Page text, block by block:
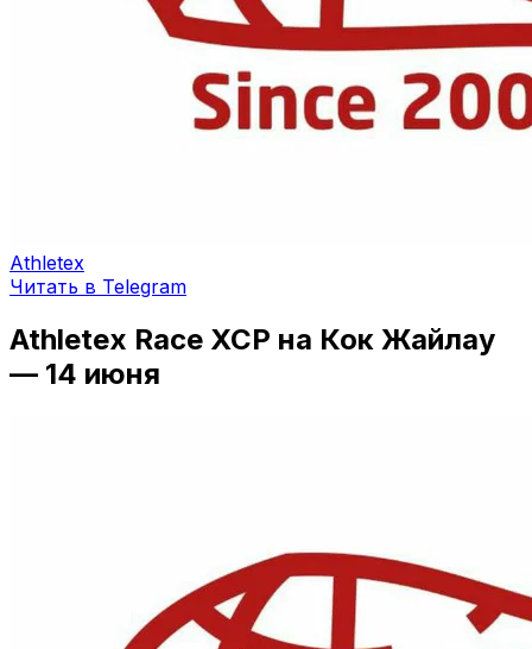
Athletex
Читать в Telegram
Athletex Race XCP на Кок Жайлау
— 14 июня